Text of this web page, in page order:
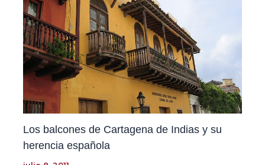
Los balcones de Cartagena de Indias y su
herencia española